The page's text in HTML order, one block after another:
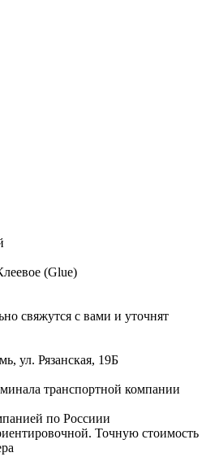
(Glue)
свяжутся с вами и уточнят
ул. Рязанская, 19Б
транспортной компании
по Россиии
Точную стоимость